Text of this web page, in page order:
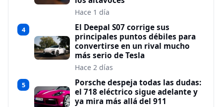
Hace 1 día
4
El Deepal S07 corrige sus
principales puntos débiles para
convertirse en un rival mucho
más serio de Tesla
Hace 2 días
5
Porsche despeja todas las dudas:
el 718 eléctrico sigue adelante y
ya mira más allá del 911